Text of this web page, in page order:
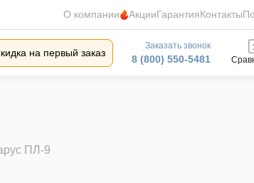
О компании АкцииГарантияКонтакты
на первый заказ
Заказать звонок
8 (800) 550-5481
ПЛ-9